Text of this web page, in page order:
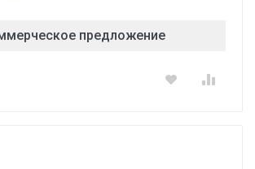
предложение